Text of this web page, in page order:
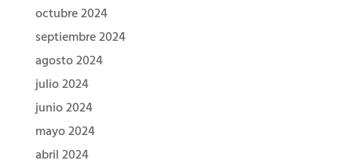
octubre 2024
septiembre 2024
agosto 2024
julio 2024
junio 2024
mayo 2024
abril 2024